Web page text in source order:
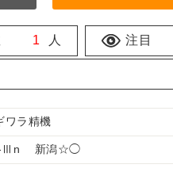
1 人 注目
ワラ精機
Ⅲn 新潟☆◯